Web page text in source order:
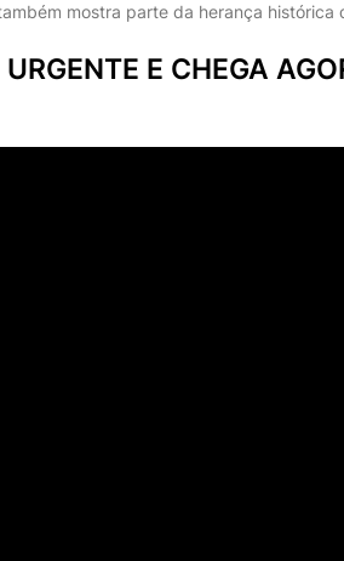
mostra parte da herança histórica
E CHEGA